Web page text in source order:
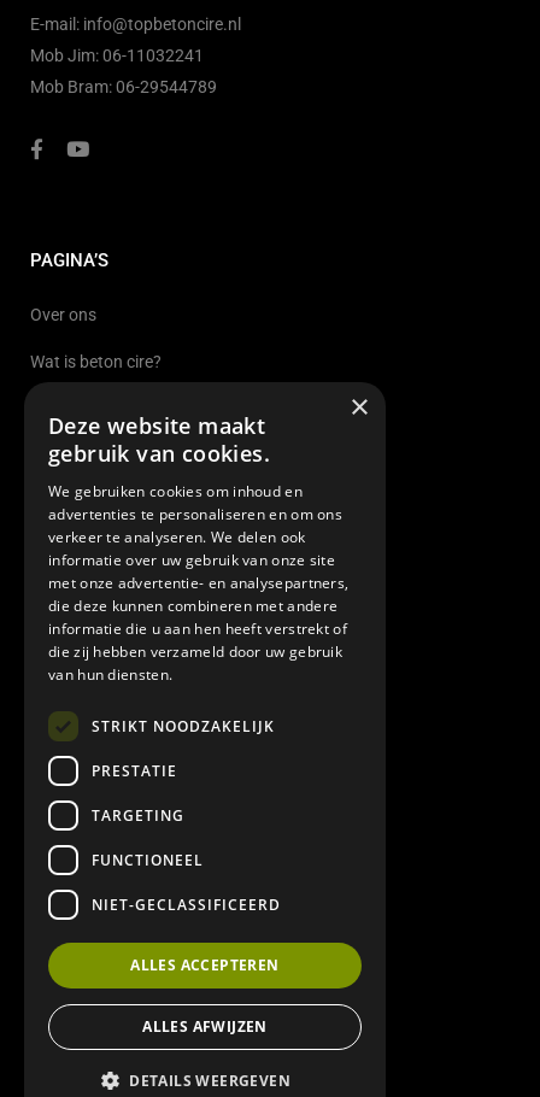
E-mail: info@topbetoncire.nl
Mob Jim:06-11032241
Mob Bram:06-29544789
PAGINA’S
Over ons
Wat is beton cire?
Beton Cire Sittard
Beton Cire Eindhoven
Beton Cire Tilburg
Beton Cire Brabant
Beton cire leverancier
Algemene leverings en betalingsvoorwaarden
ONZE PARTNERS
Jonker Tegelwerken & Terrasoverkappingen
Bram Wanten Tegel- en Natuursteenwerken
×
Deze website maakt
gebruik van cookies.
We gebruiken cookies om inhoud en
advertenties te personaliseren en om ons
verkeer te analyseren. We delen ook
informatie over uw gebruik van onze site
met onze advertentie- en analysepartners,
die deze kunnen combineren met andere
informatie die u aan hen heeft verstrekt of
die zij hebben verzameld door uw gebruik
van hun diensten.
STRIKT NOODZAKELIJK
PRESTATIE
TARGETING
FUNCTIONEEL
NIET-GECLASSIFICEERD
ALLES ACCEPTEREN
ALLES AFWIJZEN
DETAILS WEERGEVEN